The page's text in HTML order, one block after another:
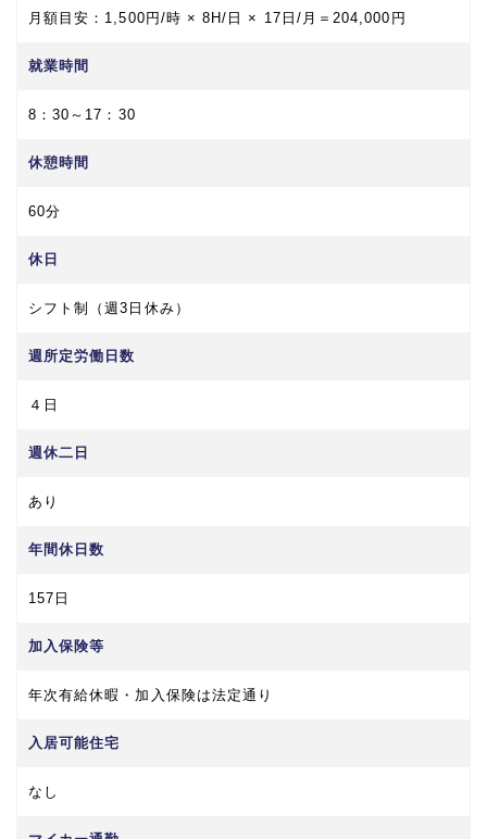
月額目安：1,500円/時 × 8H/日 × 17日/月＝204,000円
就業時間
8：30～17：30
休憩時間
60分
休日
シフト制（週3日休み）
週所定労働日数
４日
週休二日
あり
年間休日数
157日
加入保険等
年次有給休暇・加入保険は法定通り
入居可能住宅
なし